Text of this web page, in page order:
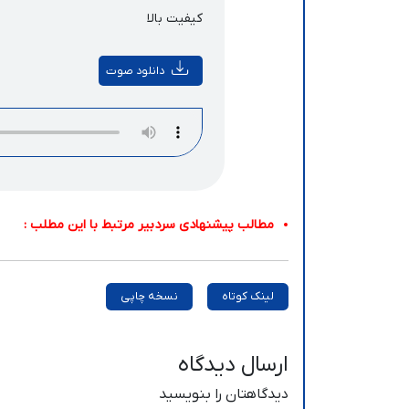
کیفیت بالا
دانلود صوت
مطالب پیشنهادی سردبیر مرتبط با این مطلب :
لینک کوتاه نسخه چاپی
ارسال دیدگاه
دیدگاهتان را بنویسید